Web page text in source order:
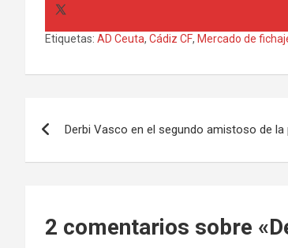
Etiquetas: AD Ceuta, Cádiz CF, Mercado de
de
Derbi Vasco en el segundo amistoso de
2 comentarios sobre «